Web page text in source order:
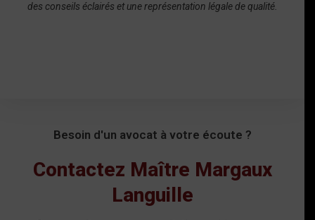
des conseils éclairés et une représentation légale de qualité.
Besoin d'un avocat à votre écoute ?
Contactez Maître Margaux
Languille